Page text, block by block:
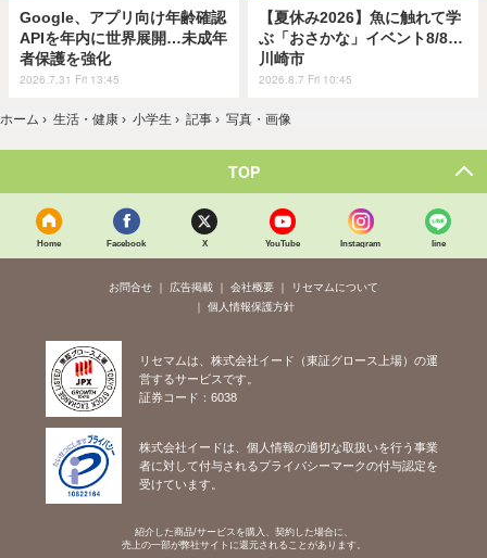
Google、アプリ向け年齢確認
APIを年内に世界展開…未成年
者保護を強化
2026.7.31 Fri 13:45
【夏休み2026】魚に触れて学
ぶ「おさかな」イベント8/8…
川崎市
2026.8.7 Fri 10:45
ホーム › 生活・健康 › 小学生 › 記事 › 写真・画像
TOP
Home Facebook X YouTube Instagram line
お問合せ 広告掲載 会社概要
リセマムについて
個人情報保護方針
リセマムは、株式会社イード（東証グロース上場）の運
営するサービスです。
証券コード：6038
株式会社イードは、個人情報の適切な取扱いを行う事業
者に対して付与されるプライバシーマークの付与認定を
受けています。
紹介した商品/サービスを購入、契約した場合に、
売上の一部が弊社サイトに還元されることがあります。